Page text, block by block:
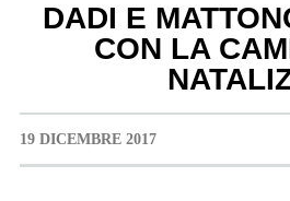
DADI E
CON LA
19 DICEMBRE 2017